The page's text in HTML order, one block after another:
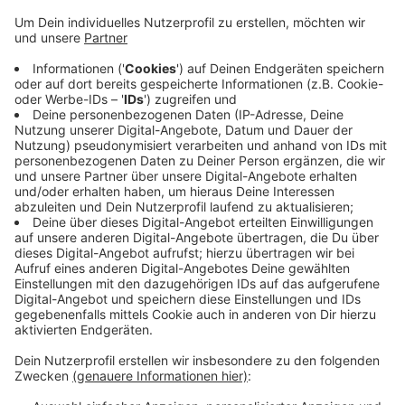
Schulwegen Kinder ansprechen wollten.
Veröffentlicht:Montag, 09.11.2020 16:37
Anzeige
Ihr Ziel: Die Kinder sollten überzeugt werden, keine
Maske zu tragen. Die Aktion wurde um eine
entsprechende Demo in der Krefelder Innenstadt
vermutet. Die Aktion "Querdenker" setzt sich
deutschlandweit für eine Abschaffung der
Maskenpflicht ein.
Anzeige